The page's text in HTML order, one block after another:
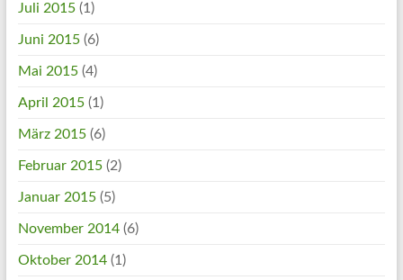
Juli 2015(1)
Juni 2015(6)
Mai 2015(4)
April 2015(1)
März 2015(6)
Februar 2015(2)
Januar 2015(5)
November 2014(6)
Oktober 2014(1)